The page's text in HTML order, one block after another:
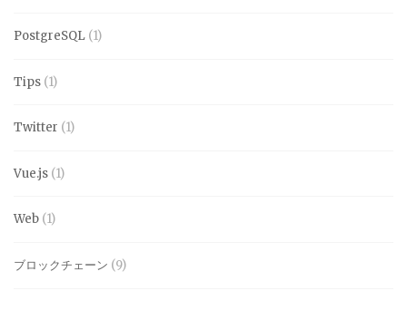
PostgreSQL (1)
Tips (1)
Twitter (1)
Vue.js (1)
Web (1)
ブロックチェーン (9)